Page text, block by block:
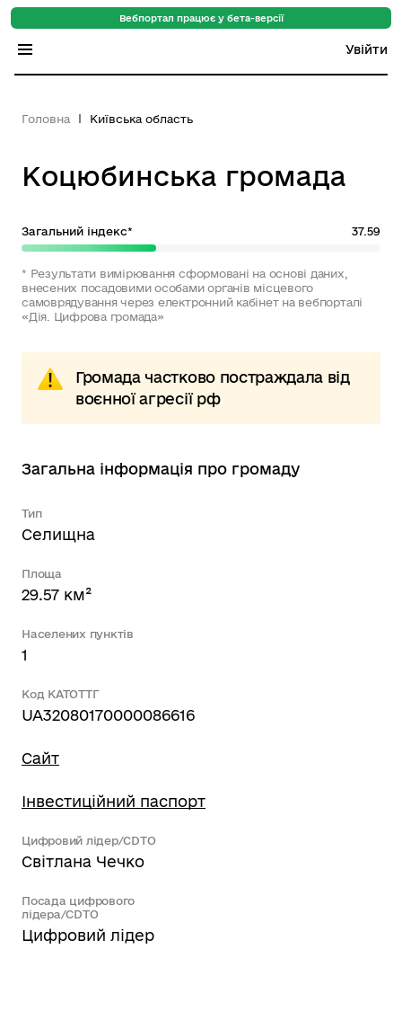
Вебпортал працює у бета-версії
Увійти
Цифровий путівник
Головна Київська область
Коцюбинська громада
Загальний індекс* 37.59
* Результати вимірювання сформовані на основі даних,
внесених посадовими особами органів місцевого
самоврядування через електронний кабінет на вебпорталі
«Дія. Цифрова громада»
Громада частково постраждала від
воєнної агресії рф
Загальна інформація про громаду
Тип
Селищна
Площа
29.57 км²
Населених пунктів
1
Код КАТОТТГ
UA32080170000086616
Сайт
Інвестиційний паспорт
Цифровий лідер/CDTO
Світлана Чечко
Посада цифрового
лідера/CDTO
Цифровий лідер